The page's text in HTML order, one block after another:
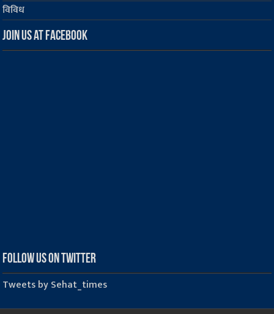
विविध
Join us at Facebook
Follow us on Twitter
Tweets by Sehat_times